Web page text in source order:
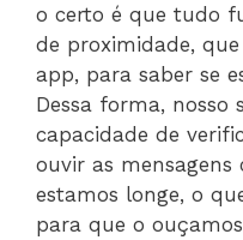
o certo é que tudo
de proximidade,
app, para saber se
Dessa forma, nosso
capacidade de
ouvir as mensagens
estamos longe, o
para que o